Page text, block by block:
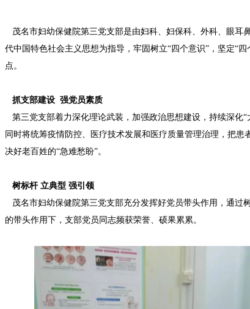
茂名市妇幼保健院第三党支部是由妇科、妇保科、外科、眼耳
代中国特色社会主义思想为指导，牢固树立“四个意识”，坚定“
点。
抓支部建设 强党员素质
第三党支部着力深化理论武装，加强政治思想建设，持续深化“
同时将统筹疫情防控、医疗技术发展和医疗质量管理治理，把
决好老百姓的“急难愁盼”。
树标杆 立典型 强引领
茂名市妇幼保健院第三党支部充分发挥好党员带头作用，通过
的带头作用下，支部党员同志频获荣誉、硕果累累。